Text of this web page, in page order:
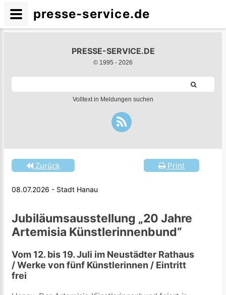
PRESSE-SERVICE.DE
© 1995 - 2026
Volltext in Meldungen suchen
Print
Zurück
08.07.2026 - Stadt Hanau
Jubiläumsausstellung „20 Jahre
Artemisia Künstlerinnenbund“
Vom 12. bis 19. Juli im Neustädter Rathaus
/ Werke von fünf Künstlerinnen / Eintritt
frei
presse-service.de